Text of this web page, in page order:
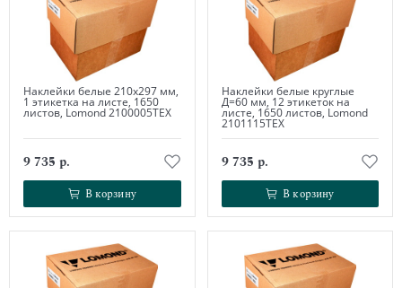
Наклейки белые 210х297 мм,
1 этикетка на листе, 1650
листов, Lomond 2100005ТЕХ
9 735 р.
В корзину
В корзину
Наклейки белые круглые
Д=60 мм, 12 этикеток на
листе, 1650 листов, Lomond
2101115ТЕХ
9 735 р.
В корзину
В корзину